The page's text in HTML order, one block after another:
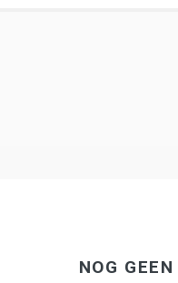
NOG